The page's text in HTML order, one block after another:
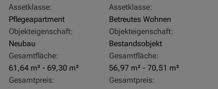
Assetklasse:
Pflegeapartment
Objekteigenschaft:
Neubau
Gesamtfläche:
61,64 m² - 69,30 m²
Gesamtpreis:
Assetklasse:
Betreutes Wohnen
Objekteigenschaft:
Bestandsobjekt
Gesamtfläche:
56,97 m² - 70,51 m²
Gesamtpreis: